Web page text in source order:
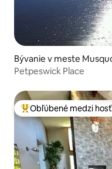
Bývanie v meste
Petpeswick Place
Najobľúbenejšie medzi
Obľúbené medzi